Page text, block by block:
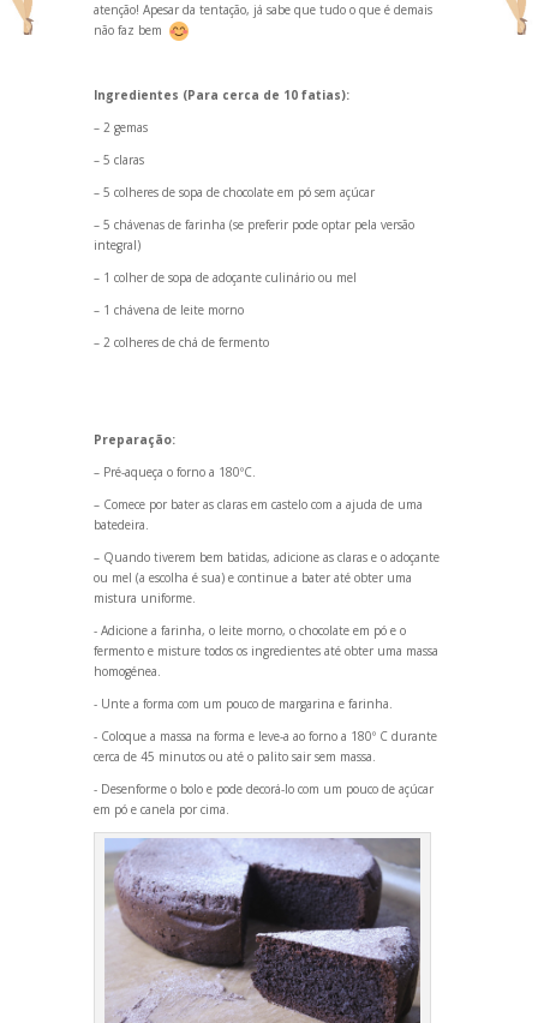
atenção! Apesar da tentação, já sabe que tudo o que é demais
não faz bem
Ingredientes (Para cerca de 10 fatias):
– 2 gemas
– 5 claras
– 5 colheres de sopa de chocolate em pó sem açúcar
– 5 chávenas de farinha (se preferir pode optar pela versão
integral)
– 1 colher de sopa de adoçante culinário ou mel
– 1 chávena de leite morno
– 2 colheres de chá de fermento
Preparação:
– Pré-aqueça o forno a 180ºC.
– Comece por bater as claras em castelo com a ajuda de uma
batedeira.
– Quando tiverem bem batidas, adicione as claras e o adoçante
ou mel (a escolha é sua) e continue a bater até obter uma
mistura uniforme.
- Adicione a farinha, o leite morno, o chocolate em pó e o
fermento e misture todos os ingredientes até obter uma massa
homogénea.
- Unte a forma com um pouco de margarina e farinha.
- Coloque a massa na forma e leve-a ao forno a 180º C durante
cerca de 45 minutos ou até o palito sair sem massa.
- Desenforme o bolo e pode decorá-lo com um pouco de açúcar
em pó e canela por cima.